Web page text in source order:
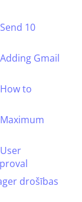
10
Gmail
to
drošības